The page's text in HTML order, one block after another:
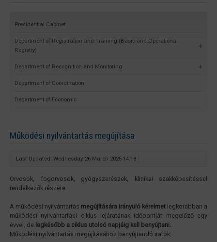
Presidential Cabinet
Department of Registration and Training (Basic and Operational
Registry)
Department of Recognition and Monitoring
Department of Coordination
Department of Economic
Működési nyilvántartás megújítása
Last Updated: Wednesday, 26 March 2025 14:18
Orvosok, fogorvosok, gyógyszerészek, klinikai szakképesítéssel
rendelkezők részére
A működési nyilvántartás megújítására irányuló kérelmet legkorábban a
működési nyilvántartási ciklus lejáratának időpontját megelőző egy
évvel, de legkésőbb a ciklus utolsó napjáig kell benyújtani.
Működési nyilvántartás megújításához benyújtandó iratok: